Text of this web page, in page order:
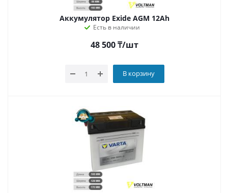
Аккумулятор Exide AGM 12Аh
Есть в наличии
48 500₸/шт
В корзину